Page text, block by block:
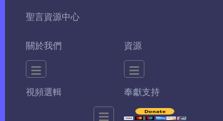
聖言資源中心
關於我們 資源
視頻選輯 奉獻支持